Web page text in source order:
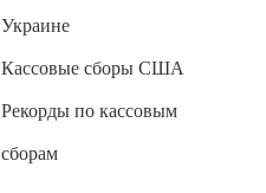
Украине
Кассовые сборы США
Рекорды по кассовым
сборам